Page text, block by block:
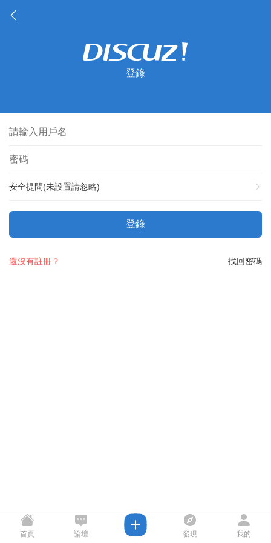
登錄
安全提問(未設置請忽略)
登錄
找回密碼
還沒有註冊？
首頁 論壇 發現 我的